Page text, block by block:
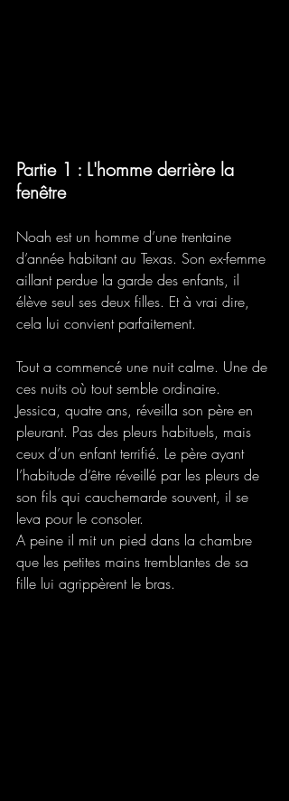
Partie 1 : L'homme derrière la
fenêtre
Noah est un homme d’une trentaine
d’année habitant au Texas. Son ex-femme
aillant perdue la garde des enfants, il
élève seul ses deux filles. Et à vrai dire,
cela lui convient parfaitement.
Tout a commencé une nuit calme. Une de
ces nuits où tout semble ordinaire.
Jessica, quatre ans, réveilla son père en
pleurant. Pas des pleurs habituels, mais
ceux d’un enfant terrifié. Le père ayant
l’habitude d’être réveillé par les pleurs de
son fils qui cauchemarde souvent, il se
leva pour le consoler.
A peine il mit un pied dans la chambre
que les petites mains tremblantes de sa
fille lui agrippèrent le bras.